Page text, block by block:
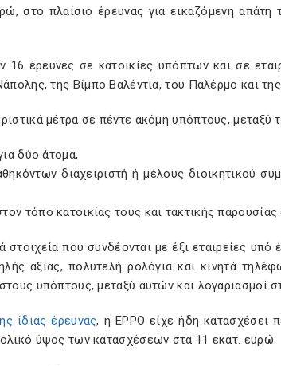
στο πλαίσιο έρευνας για εικαζόμενη
16 έρευνες σε κατοικίες υπόπτων και σε
της Βίμπο Βαλέντια, του Παλέρμο και
μέτρα σε πέντε ακόμη υπόπτους, μεταξύ
δύο άτομα,
διαχειριστή ή μέλους διοικητικού
τόπο κατοικίας τους και τακτικής παρουσίας
στοιχεία που συνδέονται με έξι εταιρείες
αξίας, πολυτελή ρολόγια και κινητά
υπόπτους, μεταξύ αυτών και λογαριασμοί
ίδιας έρευνας, η EPPO είχε ήδη κατασχέσει
ύψος των κατασχέσεων στα 11 εκατ. ευρώ.